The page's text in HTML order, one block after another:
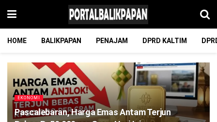
HOME BALIKPAPAN PENAJAM DPRD KALTIM
EKONOMI
Pascalebaran, Harga Emas Antam Terjun